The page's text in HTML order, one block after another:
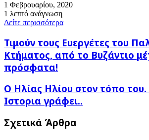
1 Φεβρουαρίου, 2020
1 λεπτό ανάγνωση
Δείτε περισσότερα
Τιμούν
τους
Ευεργέτες
του
Παλλημνιακού
Κτήματος,
από
το
μέχρι
πρόσφατα!
Τιμούν τους Ευεργέτες του
Κτήματος, από το Βυζάντιο
πρόσφατα!
Ο
Ηλίας
Ηλίου
τόπο
του.
Ο Ηλίας Ηλίου στον τόπο
Ιστορια γράφει..
Σχετικά Άρθρα